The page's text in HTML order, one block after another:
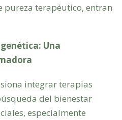
pureza terapéutico, entran
Una
integrar terapias
del bienestar
especialmente